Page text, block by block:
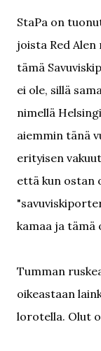
StaPa on
joista Red
tämä
ei ole, sillä
nimellä
aiemmin tänä
erityisen
että kun ostan
kamaa ja tämä
Tumman
oikeastaan
lorotella. Olut